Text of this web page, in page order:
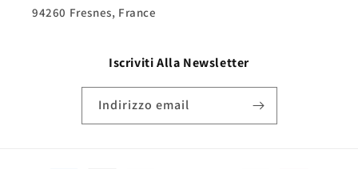
94260 Fresnes, France
Iscriviti Alla Newsletter
Indirizzo email